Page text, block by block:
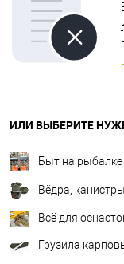
ИЛИ ВЫБЕРИТЕ
Быт на рыбалке
Вёдра,
Всё для
Грузила